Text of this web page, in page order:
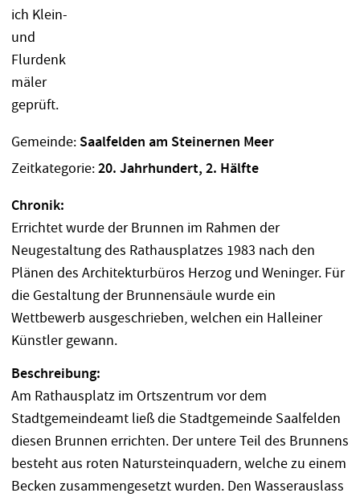
Gemeinde: Saalfelden am Steinernen Meer
Zeitkategorie:20. Jahrhundert, 2. Hälfte
Chronik:
Errichtet wurde der Brunnen im Rahmen der
Neugestaltung des Rathausplatzes 1983 nach den
Plänen des Architekturbüros Herzog und Weninger. Für
die Gestaltung der Brunnensäule wurde ein
Wettbewerb ausgeschrieben, welchen ein Halleiner
Künstler gewann.
Beschreibung:
Am Rathausplatz im Ortszentrum vor dem
Stadtgemeindeamt ließ die Stadtgemeinde Saalfelden
diesen Brunnen errichten. Der untere Teil des Brunnens
besteht aus roten Natursteinquadern, welche zu einem
Becken zusammengesetzt wurden. Den Wasserauslass